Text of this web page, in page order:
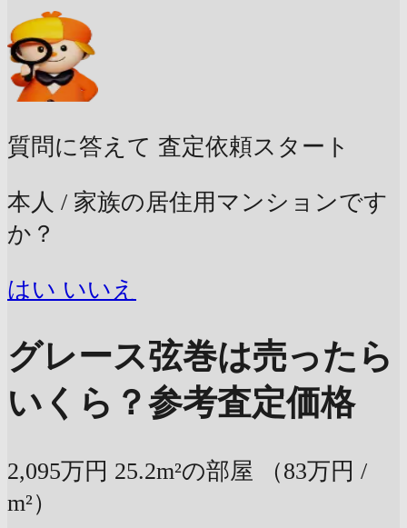
質問に答えて 査定依頼スタート
本人 / 家族の居住用マンションです
か？
はい いいえ
グレース弦巻は売ったら
いくら？参考査定価格
2,095万円 25.2m²の部屋
（83万円 /
m²）